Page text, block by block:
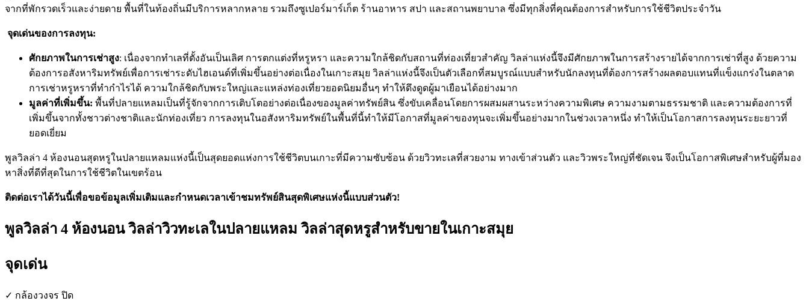
จากที่พักรวดเร็วและง่ายดาย พื้นที่ในท้องถิ่นมีบริการหลากหลาย รวมถึงซูเปอร์มาร์เก็ต ร้านอาหาร สปา และสถานพยาบาล ซึ่งมีทุกสิ่งที่คุณต้องการสำหรับการใช้ชีวิตประจำวัน
จุดเด่นของการลงทุน:
ศักยภาพในการเช่าสูง: เนื่องจากทำเลที่ตั้งอันเป็นเลิศ การตกแต่งที่หรูหรา และความใกล้ชิดกับสถานที่ท่องเที่ยวสำคัญ วิลล่าแห่งนี้จึงมีศักยภาพในการสร้างรายได้จากการเช่าที่สูง ด้วยความ
ต้องการอสังหาริมทรัพย์เพื่อการเช่าระดับไฮเอนด์ที่เพิ่มขึ้นอย่างต่อเนื่องในเกาะสมุย วิลล่าแห่งนี้จึงเป็นตัวเลือกที่สมบูรณ์แบบสำหรับนักลงทุนที่ต้องการสร้างผลตอบแทนที่แข็งแกร่งในตลาด
การเช่าหรูหราที่ทำกำไรได้ ความใกล้ชิดกับพระใหญ่และแหล่งท่องเที่ยวยอดนิยมอื่นๆ ทำให้ดึงดูดผู้มาเยือนได้อย่างมาก
มูลค่าที่เพิ่มขึ้น: พื้นที่ปลายแหลมเป็นที่รู้จักจากการเติบโตอย่างต่อเนื่องของมูลค่าทรัพย์สิน ซึ่งขับเคลื่อนโดยการผสมผสานระหว่างความพิเศษ ความงามตามธรรมชาติ และความต้องการที่
เพิ่มขึ้นจากทั้งชาวต่างชาติและนักท่องเที่ยว การลงทุนในอสังหาริมทรัพย์ในพื้นที่นี้ทำให้มีโอกาสที่มูลค่าของทุนจะเพิ่มขึ้นอย่างมากในช่วงเวลาหนึ่ง ทำให้เป็นโอกาสการลงทุนระยะยาวที่
ยอดเยี่ยม
พูลวิลล่า 4 ห้องนอนสุดหรูในปลายแหลมแห่งนี้เป็นสุดยอดแห่งการใช้ชีวิตบนเกาะที่มีความซับซ้อน ด้วยวิวทะเลที่สวยงาม ทางเข้าส่วนตัว และวิวพระใหญ่ที่ชัดเจน จึงเป็นโอกาสพิเศษสำหรับผู้ที่มอง
หาสิ่งที่ดีที่สุดในการใช้ชีวิตในเขตร้อน
ติดต่อเราได้วันนี้เพื่อขอข้อมูลเพิ่มเติมและกำหนดเวลาเข้าชมทรัพย์สินสุดพิเศษแห่งนี้แบบส่วนตัว!
พูลวิลล่า 4 ห้องนอน วิลล่าวิวทะเลในปลายแหลม วิลล่าสุดหรูสำหรับขายในเกาะสมุย
จุดเด่น
✓ กล้องวงจร ปิด